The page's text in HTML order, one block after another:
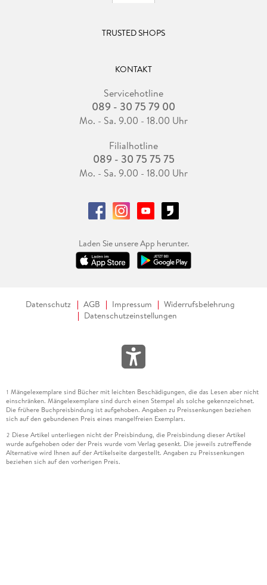
TRUSTED SHOPS
KONTAKT
Servicehotline
089 - 30 75 79 00
Mo. - Sa. 9.00 - 18.00 Uhr
Filialhotline
089 - 30 75 75 75
Mo. - Sa. 9.00 - 18.00 Uhr
Laden Sie unsere App herunter.
Datenschutz AGB Impressum
Widerrufsbelehrung
Datenschutzeinstellungen
1 Mängelexemplare sind Bücher mit leichten Beschädigungen, die das Lesen aber nicht
einschränken. Mängelexemplare sind durch einen Stempel als solche gekennzeichnet.
Die frühere Buchpreisbindung ist aufgehoben. Angaben zu Preissenkungen beziehen
sich auf den gebundenen Preis eines mangelfreien Exemplars.
2 Diese Artikel unterliegen nicht der Preisbindung, die Preisbindung dieser Artikel
wurde aufgehoben oder der Preis wurde vom Verlag gesenkt. Die jeweils zutreffende
Alternative wird Ihnen auf der Artikelseite dargestellt. Angaben zu Preissenkungen
beziehen sich auf den vorherigen Preis.